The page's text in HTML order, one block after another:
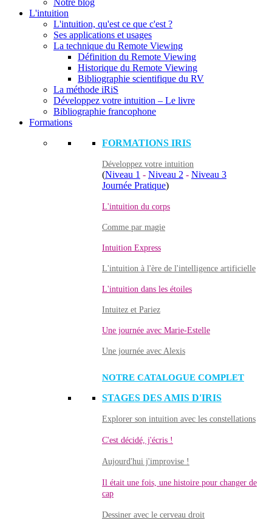
Notre blog
L'intuition
L'intuition, qu'est ce que c'est ?
Ses applications et usages
La technique du Remote Viewing
Définition du Remote Viewing
Historique du Remote Viewing
Bibliographie scientifique du RV
La méthode iRiS
Développez votre intuition – Le livre
Bibliographie francophone
Formations
FORMATIONS IRIS
Développez votre intuition
(Niveau 1 - Niveau 2 - Niveau 3
Journée Pratique)
L'intuition du corps
Comme par magie
Intuition Express
L'intuition à l'ère de l'intelligence artificielle
L'intuition dans les étoiles
Intuitez et Pariez
Une journée avec Marie-Estelle
Une journée avec Alexis
NOTRE CATALOGUE COMPLET
STAGES DES AMIS D'IRIS
Explorer son intuition avec les constellations
C'est décidé, j'écris !
Aujourd'hui j'improvise !
Il était une fois, une histoire pour changer de
cap
Dessiner avec le cerveau droit